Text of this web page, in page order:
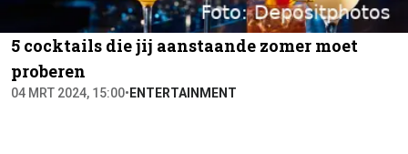
5 cocktails die jij aanstaande zomer moet
proberen
04 MRT 2024, 15:00• ENTERTAINMENT